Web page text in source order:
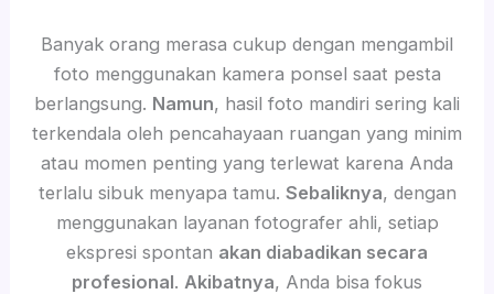
Banyak orang merasa cukup dengan mengambil
foto menggunakan kamera ponsel saat pesta
berlangsung. Namun, hasil foto mandiri sering kali
terkendala oleh pencahayaan ruangan yang minim
atau momen penting yang terlewat karena Anda
terlalu sibuk menyapa tamu. Sebaliknya, dengan
menggunakan layanan fotografer ahli, setiap
ekspresi spontan akan diabadikan secara
profesional. Akibatnya, Anda bisa fokus